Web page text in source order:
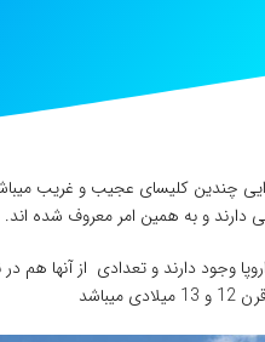
چندین کلیسای عجیب و غریب
و به همین امر معروف شده اند.
وجود دارند و تعدادی از آنها